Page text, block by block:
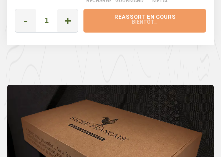
- + RÉASSORT EN COURS
BIENTÔT…